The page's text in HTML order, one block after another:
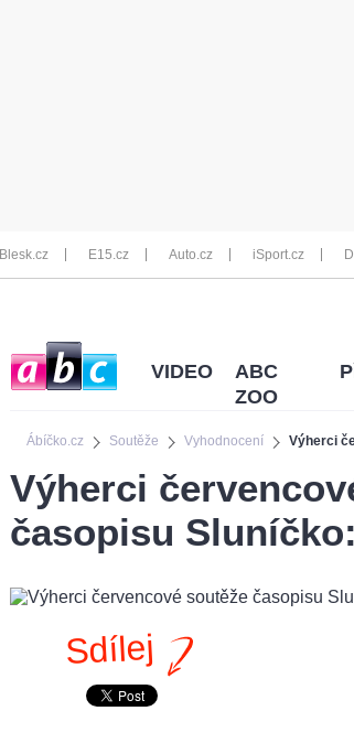
Blesk.cz E15.cz Auto.cz iSport.cz
Ábíčko.cz Soutěže Vyhodnocení Výherci
VIDEO
ABC
ZOO
Výherci
časopisu
Sdílej